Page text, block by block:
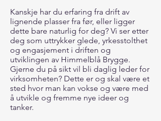
Kanskje har du erfaring fra drift av
lignende plasser fra før, eller ligger
dette bare naturlig for deg? Vi ser etter
deg som uttrykker glede, yrkesstolthet
og engasjement i driften og
utviklingen av Himmelblå Brygge.
Gjerne du på sikt vil bli daglig leder for
virksomheten? Dette er og skal være et
sted hvor man kan vokse og være med
å utvikle og fremme nye ideer og
tanker.